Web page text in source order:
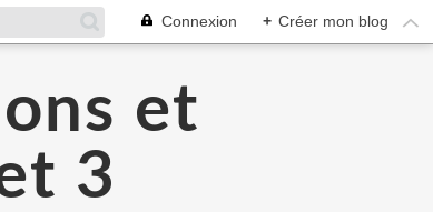
Connexion + Créer mon blog
et
3